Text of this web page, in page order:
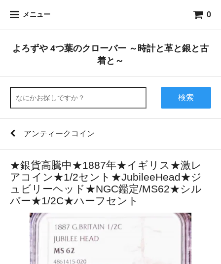
メニュー 0
よろずや 4つ葉のクローバー ～時計と革と銀と古
着と～
検索
アンティークコイン
★銀貨高騰中★1887年★イギリス★激レ
アコイン★1/2セント★JubileeHead★ジ
ュビリーヘッド★NGC鑑定/MS62★シル
バー★1/2C★ハーフセント